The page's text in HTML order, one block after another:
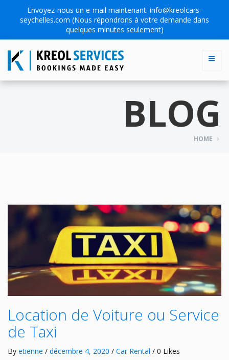
Envoyez-nous un e-mail maintenant: info@kreolcars-
seychelles.com (Nous répondrons à votre demande dans
quelques minutes seulement)
BLOG
HOME
Location de Voiture ou Service
de Taxi
By etienne / décembre 4, 2020 / Car Rental / 0 Likes